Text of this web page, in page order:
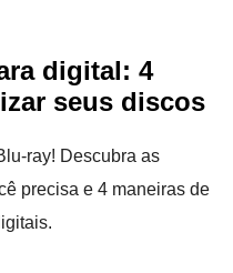
digital: 4
seus discos
ray! Descubra as
precisa e 4 maneiras de